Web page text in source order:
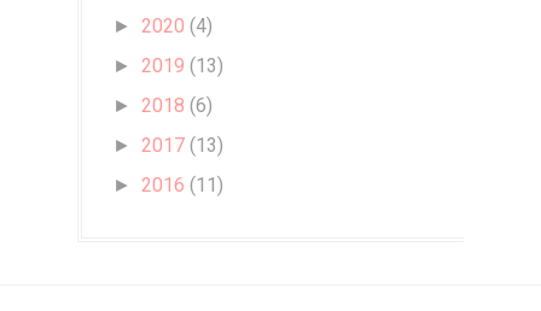
► 2020 (4)
► 2019 (13)
► 2018 (6)
► 2017 (13)
► 2016 (11)